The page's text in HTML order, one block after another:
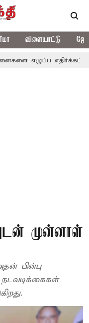
விளையாட்டு
எதிர்க்கட்சிகள் திட்டம்
முன்னாள்
பின்பு